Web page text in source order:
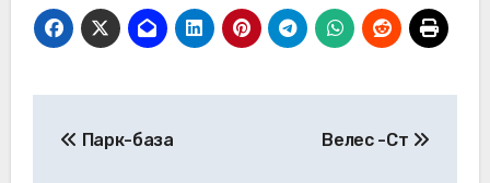
Парк-база Велес -Ст